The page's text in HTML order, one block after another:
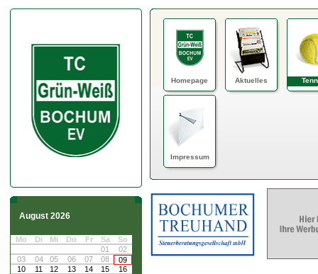
August 2026
Mo Di Mi Do Fr Sa
So
01
02
03
04 05 06 07 08
09
10
11 12 13 14 15
16
Homepage Aktuelles
Impressum